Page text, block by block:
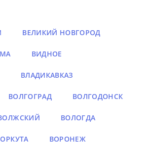
ВЕЛИКИЙ НОВГОРОД
ВИДНОЕ
ВЛАДИКАВКАЗ
ВОЛГОГРАД ВОЛГОДОНСК
ВОЛОГДА
ВОРОНЕЖ